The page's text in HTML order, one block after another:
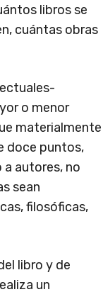
libros se
cuántas obras
o menor
materialmente
doce puntos,
autores, no
sean
filosóficas,
libro y de
un